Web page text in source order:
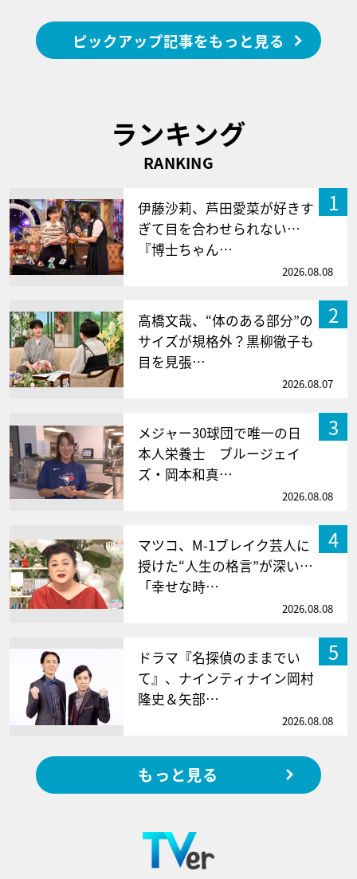
ピックアップ記事をもっと見る
ランキング
RANKING
1
伊藤沙莉、芦田愛菜が好きす
ぎて目を合わせられない…
『博士ちゃん…
2026.08.08
2
高橋文哉、“体のある部分”の
サイズが規格外？黒柳徹子も
目を見張…
2026.08.07
3
メジャー30球団で唯一の日
本人栄養士 ブルージェイ
ズ・岡本和真…
2026.08.08
4
マツコ、M-1ブレイク芸人に
授けた“人生の格言”が深い…
「幸せな時…
2026.08.08
5
ドラマ『名探偵のままでい
て』、ナインティナイン岡村
隆史＆矢部…
2026.08.08
もっと見る